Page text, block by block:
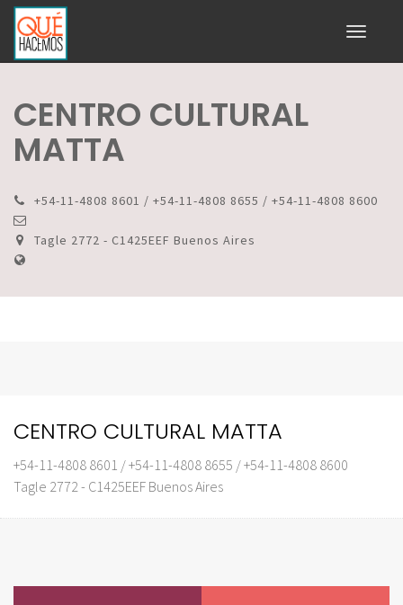
Toggle
CENTRO CULTURAL
MATTA
+54-11-4808 8601 / +54-11-4808 8655 / +54-11-4808 8600
Tagle 2772 - C1425EEF Buenos Aires
CENTRO CULTURAL MATTA
+54-11-4808 8601 / +54-11-4808 8655 / +54-11-4808 8600
Tagle 2772 - C1425EEF Buenos Aires